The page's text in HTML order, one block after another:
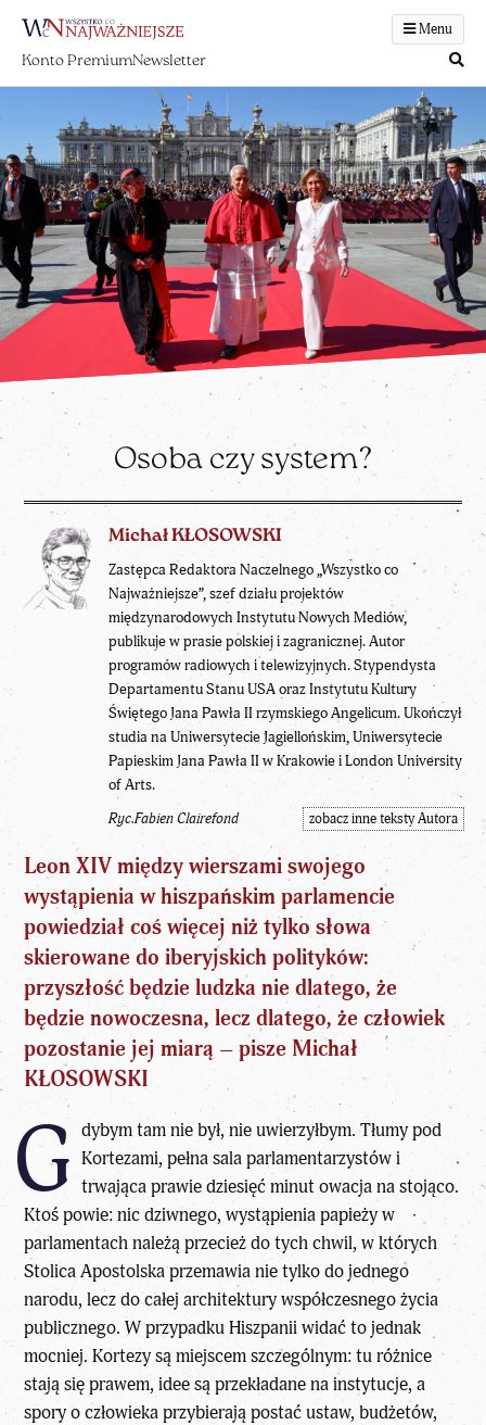
Menu
Konto PremiumNewsletter
Osoba czy system?
Michał KŁOSOWSKI
Zastępca Redaktora Naczelnego „Wszystko co
Najważniejsze”, szef działu projektów
międzynarodowych Instytutu Nowych Mediów,
publikuje w prasie polskiej i zagranicznej. Autor
programów radiowych i telewizyjnych. Stypendysta
Departamentu Stanu USA oraz Instytutu Kultury
Świętego Jana Pawła II rzymskiego Angelicum. Ukończył
studia na Uniwersytecie Jagiellońskim, Uniwersytecie
Papieskim Jana Pawła II w Krakowie i London University
of Arts.
Ryc.Fabien Clairefond zobacz inne teksty Autora
Leon XIV między wierszami swojego
wystąpienia w hiszpańskim parlamencie
powiedział coś więcej niż tylko słowa
skierowane do iberyjskich polityków:
przyszłość będzie ludzka nie dlatego, że
będzie nowoczesna, lecz dlatego, że człowiek
pozostanie jej miarą – pisze Michał
KŁOSOWSKI
G dybym tam nie był, nie uwierzyłbym. Tłumy pod
Kortezami, pełna sala parlamentarzystów i
trwająca prawie dziesięć minut owacja na stojąco.
Ktoś powie: nic dziwnego, wystąpienia papieży w
parlamentach należą przecież do tych chwil, w których
Stolica Apostolska przemawia nie tylko do jednego
narodu, lecz do całej architektury współczesnego życia
publicznego. W przypadku Hiszpanii widać to jednak
mocniej. Kortezy są miejscem szczególnym: tu różnice
stają się prawem,idee są przekładane na instytucje, a
spory o człowieka przybierają postać ustaw, budżetów,